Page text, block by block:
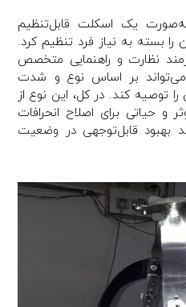
یک اسکلت قابل‌تنظیم
بسته به نیاز فرد تنظیم کرد.
نظارت و راهنمایی متخصص
بر اساس نوع و شدت
توصیه کند. در کل، این نوع از
حیاتی برای اصلاح انحرافات
بهبود قابل‌توجهی در وضعیت